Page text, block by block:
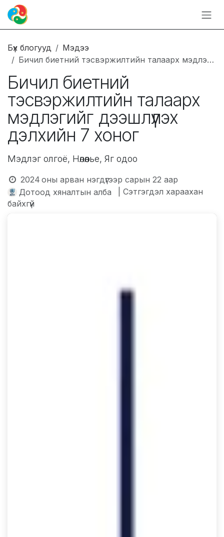
Skip to Content
Бүх блогууд
Мэдээ
Бичил биетний тэсвэржилтийн талаарх мэдлэгийг дээшлүүлэх дэлхийн 7 хоног
Бичил биетний
тэсвэржилтийн талаарх
мэдлэгийг дээшлүүлэх
дэлхийн 7 хоног
Мэдлэг олгоё, Нөлөөлье, Яг одоо
2024 оны арван нэгдүгээр сарын 22 аар
Дотоод хяналтын алба
| Сэтгэгдэл хараахан
байхгүй